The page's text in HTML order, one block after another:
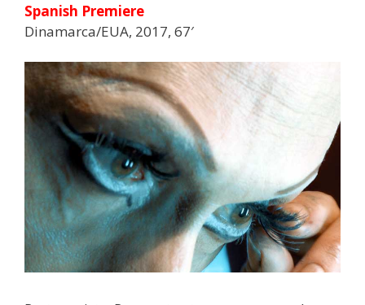
Spanish Premiere
Dinamarca/EUA, 2017, 67′